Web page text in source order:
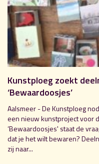
Kunstploeg zoekt
‘Bewaardoosjes’
Aalsmeer - De Kunstploeg
een nieuw kunstproject voor
‘Bewaardoosjes' staat de
dat je het wilt bewaren?
zij naar...